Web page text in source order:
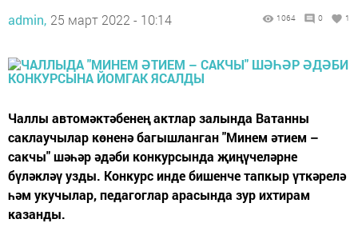
admin, 25 март 2022 - 10:14 1064 0 1
Чаллы автомәктәбенең актлар залында Ватанны
саклаучылар көненә багышланган "Минем әтием –
сакчы" шәһәр әдәби конкурсында җиңүчеләрне
бүләкләү узды. Конкурс инде бишенче тапкыр үткәрелә
һәм укучылар, педагоглар арасында зур ихтирам
казанды.